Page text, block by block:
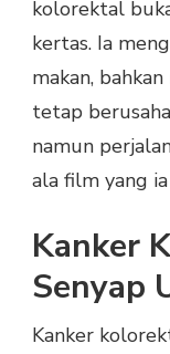
kolorektal
kertas. Ia
makan,
tetap
namun
ala film yang
Kanker
Senyap
Kanker